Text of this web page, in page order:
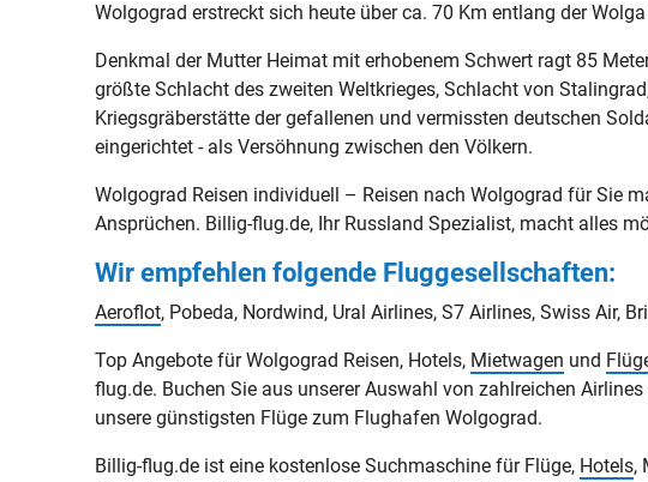
Wolgograd erstreckt sich heute über ca. 70 Km entlang der
Denkmal der Mutter Heimat mit erhobenem Schwert ragt 85
größte Schlacht des zweiten Weltkrieges, Schlacht von
Kriegsgräberstätte der gefallenen und vermissten deutschen
eingerichtet - als Versöhnung zwischen den Völkern.
Wolgograd Reisen individuell – Reisen nach Wolgograd für Sie
Ansprüchen. Billig-flug.de, Ihr Russland Spezialist, macht alles
Wir empfehlen folgende Fluggesellschaften:
Aeroflot, Pobeda, Nordwind, Ural Airlines, S7 Airlines, Swiss Air,
Top Angebote für Wolgograd Reisen, Hotels, Mietwagen und
flug.de. Buchen Sie aus unserer Auswahl von zahlreichen
unsere günstigsten Flüge zum Flughafen Wolgograd.
Billig-flug.de ist eine kostenlose Suchmaschine für Flüge, Hotels,